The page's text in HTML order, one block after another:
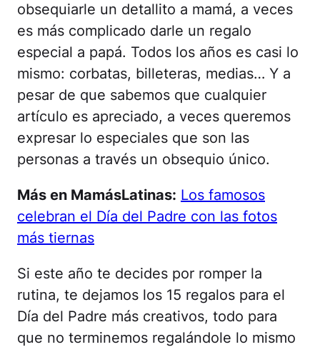
obsequiarle un detallito a mamá, a veces
es más complicado darle un regalo
especial a papá. Todos los años es casi lo
mismo: corbatas, billeteras, medias… Y a
pesar de que sabemos que cualquier
artículo es apreciado, a veces queremos
expresar lo especiales que son las
personas a través un obsequio único.
Más en MamásLatinas: Los famosos
celebran el Día del Padre con las fotos
más tiernas
Si este año te decides por romper la
rutina, te dejamos los 15 regalos para el
Día del Padre más creativos, todo para
que no terminemos regalándole lo mismo